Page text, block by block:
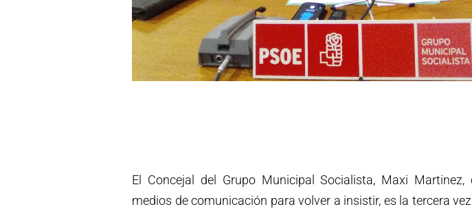
El Concejal del Grupo Municipal Socialista, Maxi Martinez,
medios de comunicación para volver a insistir, es la tercera